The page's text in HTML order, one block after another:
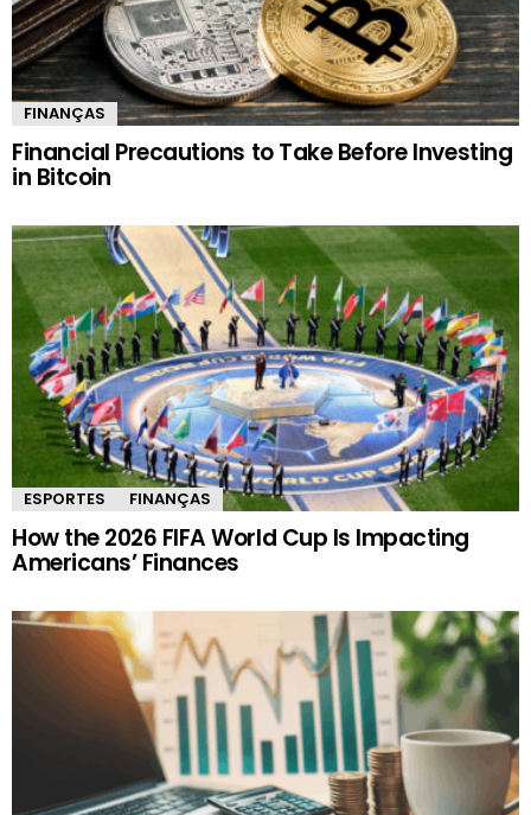
FINANÇAS
Financial Precautions to Take Before Investing
in Bitcoin
ESPORTES FINANÇAS
How the 2026 FIFA World Cup Is Impacting
Americans’ Finances